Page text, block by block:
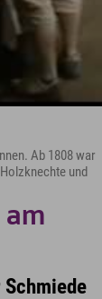
Ab 1808 war
und
am